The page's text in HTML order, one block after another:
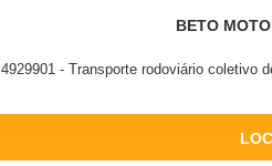
BETO
4929901 - Transporte rodoviário coletivo